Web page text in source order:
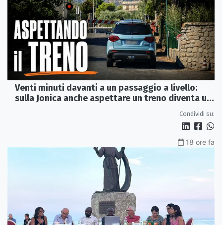
Venti minuti davanti a un passaggio a livello:
sulla Jonica anche aspettare un treno diventa un
Condividi su:
18 ore fa